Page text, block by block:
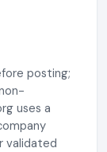
posting;
uses a
validated